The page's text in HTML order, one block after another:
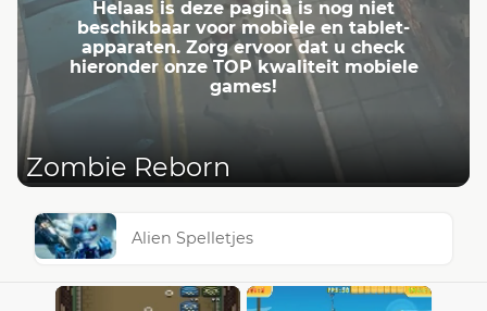
Helaas is deze pagina is nog niet
beschikbaar voor mobiele en tablet-
apparaten. Zorg ervoor dat u check
hieronder onze TOP kwaliteit mobiele
games!
Zombie Reborn
Alien Spelletjes